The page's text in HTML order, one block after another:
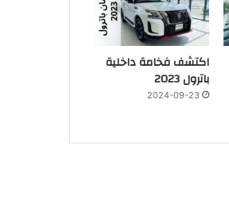
اكتشف فخامة داخلية
باترول 2023
2024-09-23